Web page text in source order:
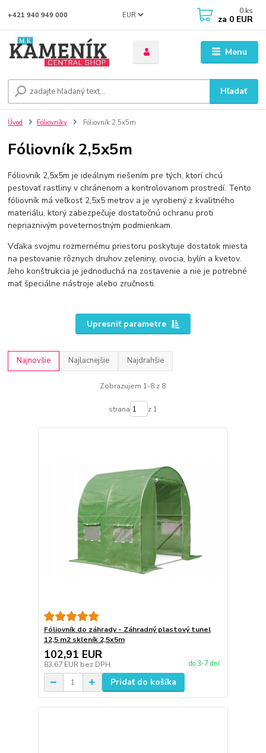
Menu
EUR
Hľadať
+421 940 949 000 0 ks
za 0 EUR
Úvod Fóliovníky Fóliovník 2,5x5m
Fóliovník 2,5x5m
Fóliovník 2,5x5m je ideálnym riešením pre tých, ktorí chcú
pestovať rastliny v chránenom a kontrolovanom prostredí. Tento
fóliovník má veľkosť 2,5x5 metrov a je vyrobený z kvalitného
materiálu, ktorý zabezpečuje dostatočnú ochranu proti
nepriaznivým poveternostným podmienkam.
Vďaka svojmu rozmernému priestoru poskytuje dostatok miesta
na pestovanie rôznych druhov zeleniny, ovocia, bylín a kvetov.
Jeho konštrukcia je jednoduchá na zostavenie a nie je potrebné
mať špeciálne nástroje alebo zručnosti.
Upresniť parametre
Najnovšie Najlacnejšie Najdrahšie
Zobrazujem 1-8 z 8
strana z 1
Fóliovník do záhrady - Záhradný plastový tunel
12,5 m2 skleník 2,5x5m
102,91 EUR
83,67 EUR bez DPH do 3-7 dní
Pridať do košíka